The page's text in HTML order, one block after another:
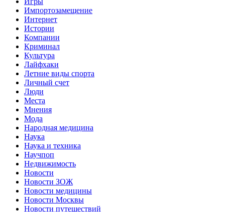
Импортозамещение
Интернет
Истории
Компании
Криминал
Культура
Лайфхаки
Летние виды спорта
Личный счет
Люди
Места
Мнения
Мода
Народная медицина
Наука
Наука и техника
Научпоп
Недвижимость
Новости
Новости ЗОЖ
Новости медицины
Новости Москвы
Новости путешествий